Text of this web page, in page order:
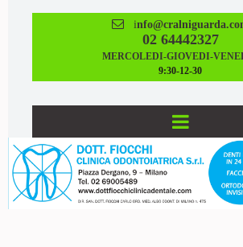
 i
02 64442327
MERCOLEDI-GIOVEDI-
9:30-12-30